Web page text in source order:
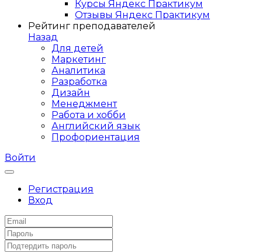
Курсы Яндекс Практикум
Отзывы Яндекс Практикум
Рейтинг преподавателей
Назад
Для детей
Маркетинг
Аналитика
Разработка
Дизайн
Менеджмент
Работа и хобби
Английский язык
Профориентация
Войти
Регистрация
Вход